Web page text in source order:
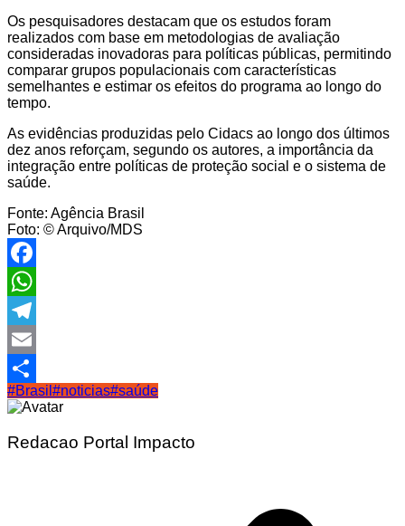
Os pesquisadores destacam que os estudos foram
realizados com base em metodologias de avaliação
consideradas inovadoras para políticas públicas, permitindo
comparar grupos populacionais com características
semelhantes e estimar os efeitos do programa ao longo do
tempo.
As evidências produzidas pelo Cidacs ao longo dos últimos
dez anos reforçam, segundo os autores, a importância da
integração entre políticas de proteção social e o sistema de
saúde.
Fonte: Agência Brasil
Foto: © Arquivo/MDS
Facebook
WhatsApp
Telegram
Email
Share
#Brasil #noticias#saúde
Redacao Portal Impacto